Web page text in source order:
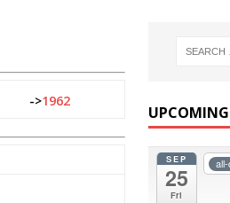
->1962
SEP
25
Fri